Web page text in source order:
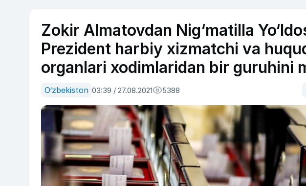
Zokir Almatovdan Nig‘matilla
Prezident harbiy xizmatchi va
organlari xodimlaridan bir guruhini
O‘zbekiston 03:39 / 27.08.2021 5388